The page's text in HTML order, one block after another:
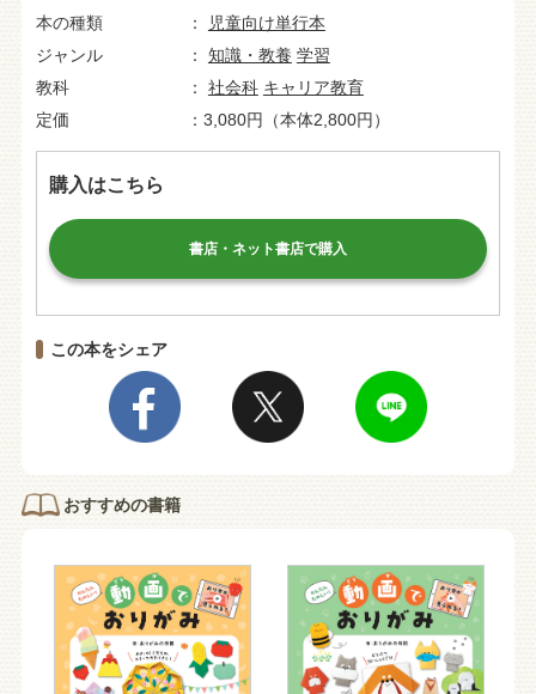
本の種類
児童向け単行本
ジャンル
知識・教養 学習
教科
社会科 キャリア教育
定価
3,080円（本体2,800円）
購入はこちら
書店・ネット書店で購入
この本をシェア
おすすめの書籍